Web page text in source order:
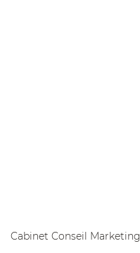
Cabinet Conseil Marketing​